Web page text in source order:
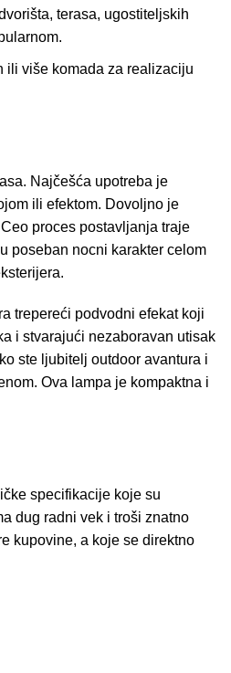
terasa, ugostiteljskih
ili više komada za realizaciju
Najčešća upotreba je
ili efektom. Dovoljno je
proces postavljanja traje
poseban nocni karakter celom
trepereći podvodni efekat koji
i stvarajući nezaboravan utisak
ste ljubitelj outdoor avantura i
Ova lampa je kompaktna i
specifikacije koje su
dug radni vek i troši znatno
kupovine, a koje se direktno